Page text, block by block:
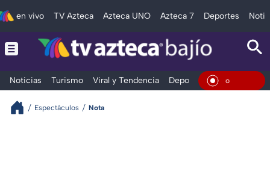
en vivo TV Azteca Azteca UNO Azteca 7 Deportes
Noticias Turismo Viral y Tendencia Deportes Espectáculos
En Vivo
Espectáculos Nota